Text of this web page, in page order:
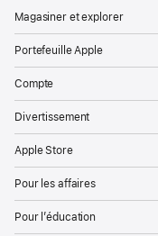
Magasiner et explorer
Portefeuille Apple
Compte
Divertissement
Apple Store
Pour les affaires
Pour l’éducation